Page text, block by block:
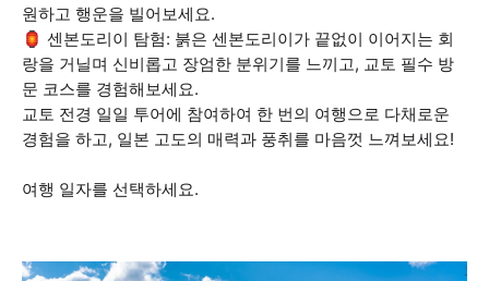
원하고 행운을 빌어보세요.
🏮 센본도리이 탐험: 붉은 센본도리이가 끝없이 이어지는 회
랑을 거닐며 신비롭고 장엄한 분위기를 느끼고, 교토 필수 방
문 코스를 경험해보세요.
교토 전경 일일 투어에 참여하여 한 번의 여행으로 다채로운
경험을 하고, 일본 고도의 매력과 풍취를 마음껏 느껴보세요!
여행 일자를 선택하세요.